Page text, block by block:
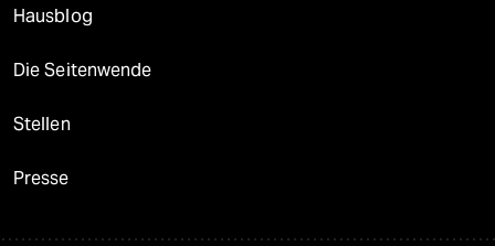
Hausblog
Die Seitenwende
Stellen
Presse